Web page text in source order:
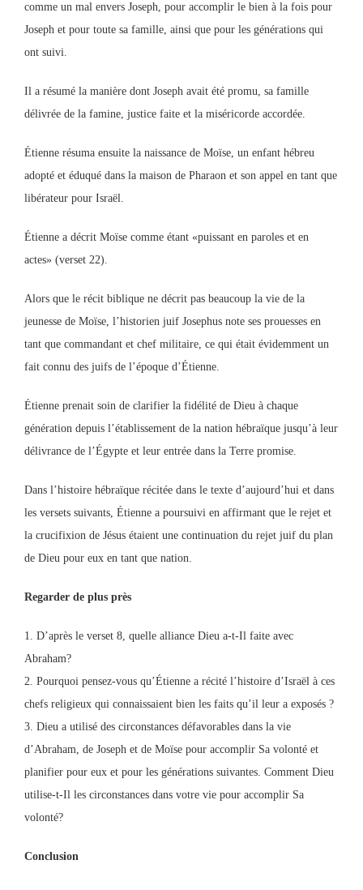
comme un mal envers Joseph, pour accomplir le bien à la fois pour
Joseph et pour toute sa famille, ainsi que pour les générations qui
ont suivi.
Il a résumé la manière dont Joseph avait été promu, sa famille
délivrée de la famine, justice faite et la miséricorde accordée.
Étienne résuma ensuite la naissance de Moïse, un enfant hébreu
adopté et éduqué dans la maison de Pharaon et son appel en tant que
libérateur pour Israël.
Étienne a décrit Moïse comme étant «puissant en paroles et en
actes» (verset 22).
Alors que le récit biblique ne décrit pas beaucoup la vie de la
jeunesse de Moïse, l’historien juif Josephus note ses prouesses en
tant que commandant et chef militaire, ce qui était évidemment un
fait connu des juifs de l’époque d’Étienne.
Étienne prenait soin de clarifier la fidélité de Dieu à chaque
génération depuis l’établissement de la nation hébraïque jusqu’à leur
délivrance de l’Égypte et leur entrée dans la Terre promise.
Dans l’histoire hébraïque récitée dans le texte d’aujourd’hui et dans
les versets suivants, Étienne a poursuivi en affirmant que le rejet et
la crucifixion de Jésus étaient une continuation du rejet juif du plan
de Dieu pour eux en tant que nation.
Regarder de plus près
1. D’après le verset 8, quelle alliance Dieu a-t-Il faite avec
Abraham?
2. Pourquoi pensez-vous qu’Étienne a récité l’histoire d’Israël à ces
chefs religieux qui connaissaient bien les faits qu’il leur a exposés ?
3. Dieu a utilisé des circonstances défavorables dans la vie
d’Abraham, de Joseph et de Moïse pour accomplir Sa volonté et
planifier pour eux et pour les générations suivantes. Comment Dieu
utilise-t-Il les circonstances dans votre vie pour accomplir Sa
volonté?
Conclusion